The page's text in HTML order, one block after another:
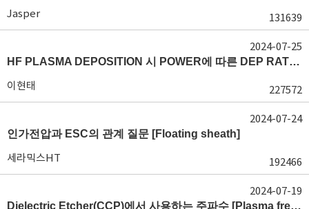
Jasper 131639
HF PLASMA DEPOSITION 시 POWER에 따른 DEP RATE 변화 [장비 플라즈마, Rate constant]
이현태 227572
2024-07-25
인가전압과 ESC의 관계 질문 [Floating sheath]
세라믹스HT 192466
2024-07-24
Dielectric Etcher(CCP)에서 사용하는 주파수 [Plasma frequency 및 RF sheath]
2024-07-19